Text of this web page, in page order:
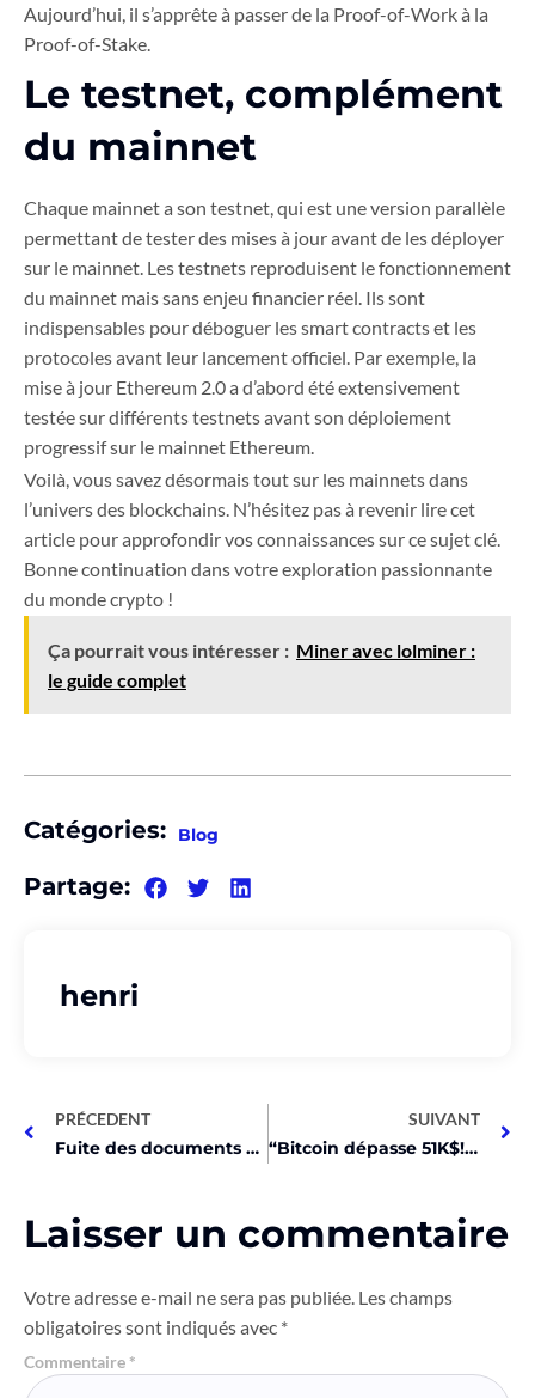
Aujourd’hui, il s’apprête à passer de la Proof-of-Work à la
Proof-of-Stake.
Le testnet, complément
du mainnet
Chaque mainnet a son testnet, qui est une version parallèle
permettant de tester des mises à jour avant de les déployer
sur le mainnet. Les testnets reproduisent le fonctionnement
du mainnet mais sans enjeu financier réel. Ils sont
indispensables pour déboguer les smart contracts et les
protocoles avant leur lancement officiel. Par exemple, la
mise à jour Ethereum 2.0 a d’abord été extensivement
testée sur différents testnets avant son déploiement
progressif sur le mainnet Ethereum.
Voilà, vous savez désormais tout sur les mainnets dans
l’univers des blockchains. N’hésitez pas à revenir lire cet
article pour approfondir vos connaissances sur ce sujet clé.
Bonne continuation dans votre exploration passionnante
du monde crypto !
Ça pourrait vous intéresser : Miner avec lolminer :
le guide complet
Catégories: Blog
Partage:
henri
PRÉCEDENT
Fuite des documents KYC d’Aleo : vos données privées en danger ?
SUIVANT
“Bitcoin dépasse 51K$! ETH, UNI, FIL et GRT en forte hausse!”
Laisser un commentaire
Votre adresse e-mail ne sera pas publiée. Les champs
obligatoires sont indiqués avec *
Commentaire *